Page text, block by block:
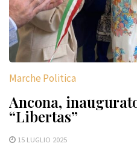
Marche Politica
Ancona,
“Libertas”
15 LUGLIO 2025